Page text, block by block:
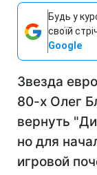
Будь у
своїй
Google
Звезда
80-х Олег
вернуть
но для
игровой